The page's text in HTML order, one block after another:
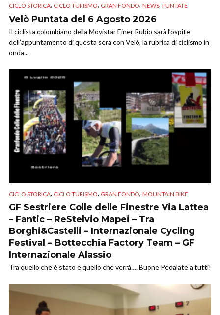
CICLO STORICA, CICLO TURISMO, GRAN FONDO, NEWS, PUNTATE
Velò Puntata del 6 Agosto 2026
Il ciclista colombiano della Movistar Einer Rubio sarà l’ospite
dell’appuntamento di questa sera con Velò, la rubrica di ciclismo in
onda...
CICLO STORICA, CICLO TURISMO, GRAN FONDO, MOUNTAIN BIKE
GF Sestriere Colle delle Finestre Via Lattea
– Fantic – ReStelvio Mapei – Tra
Borghi&Castelli – Internazionale Cycling
Festival – Bottecchia Factory Team – GF
Internazionale Alassio
Tra quello che è stato e quello che verrà…. Buone Pedalate a tutti!